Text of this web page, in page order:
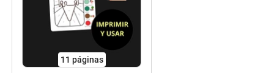
11 páginas